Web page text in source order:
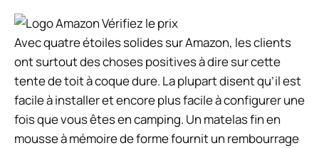
Vérifiez le prix
Avec quatre étoiles solides sur Amazon, les clients
ont surtout des choses positives à dire sur cette
tente de toit à coque dure. La plupart disent qu’il est
facile à installer et encore plus facile à configurer une
fois que vous êtes en camping. Un matelas fin en
mousse à mémoire de forme fournit un rembourrage